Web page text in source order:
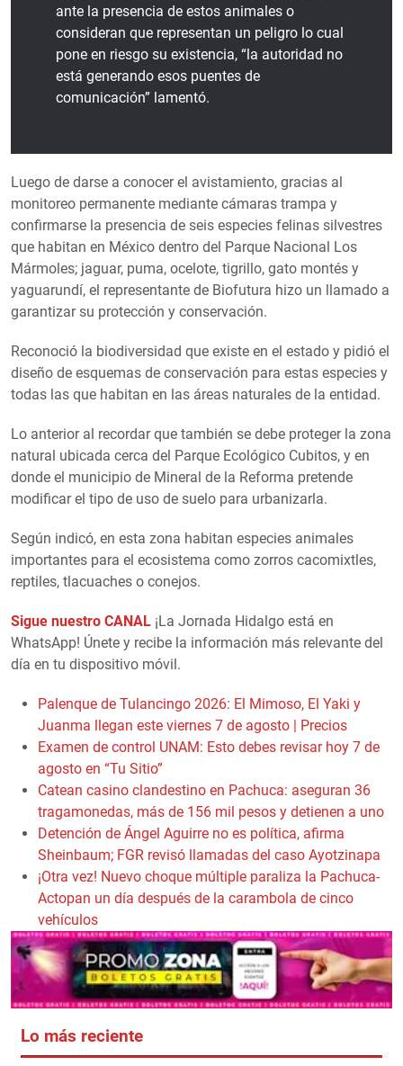
ante la presencia de estos animales o
consideran que representan un peligro lo cual
pone en riesgo su existencia, “la autoridad no
está generando esos puentes de
comunicación” lamentó.
Luego de darse a conocer el avistamiento, gracias al
monitoreo permanente mediante cámaras trampa y
confirmarse la presencia de seis especies felinas silvestres
que habitan en México dentro del Parque Nacional Los
Mármoles; jaguar, puma, ocelote, tigrillo, gato montés y
yaguarundí, el representante de Biofutura hizo un llamado a
garantizar su protección y conservación.
Reconoció la biodiversidad que existe en el estado y pidió el
diseño de esquemas de conservación para estas especies y
todas las que habitan en las áreas naturales de la entidad.
Lo anterior al recordar que también se debe proteger la zona
natural ubicada cerca del Parque Ecológico Cubitos, y en
donde el municipio de Mineral de la Reforma pretende
modificar el tipo de uso de suelo para urbanizarla.
Según indicó, en esta zona habitan especies animales
importantes para el ecosistema como zorros cacomixtles,
reptiles, tlacuaches o conejos.
Sigue nuestro CANAL ¡La Jornada Hidalgo está en
WhatsApp! Únete y recibe la información más relevante del
día en tu dispositivo móvil.
Palenque de Tulancingo 2026: El Mimoso, El Yaki y
Juanma llegan este viernes 7 de agosto | Precios
Examen de control UNAM: Esto debes revisar hoy 7 de
agosto en “Tu Sitio”
Catean casino clandestino en Pachuca: aseguran 36
tragamonedas, más de 156 mil pesos y detienen a uno
Detención de Ángel Aguirre no es política, afirma
Sheinbaum; FGR revisó llamadas del caso Ayotzinapa
¡Otra vez! Nuevo choque múltiple paraliza la Pachuca-
Actopan un día después de la carambola de cinco
vehículos
Lo más reciente